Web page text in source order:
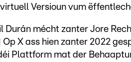
Versioun vum
Durán mécht zanter Jore
X ass hien zanter 2022
Plattform mat der